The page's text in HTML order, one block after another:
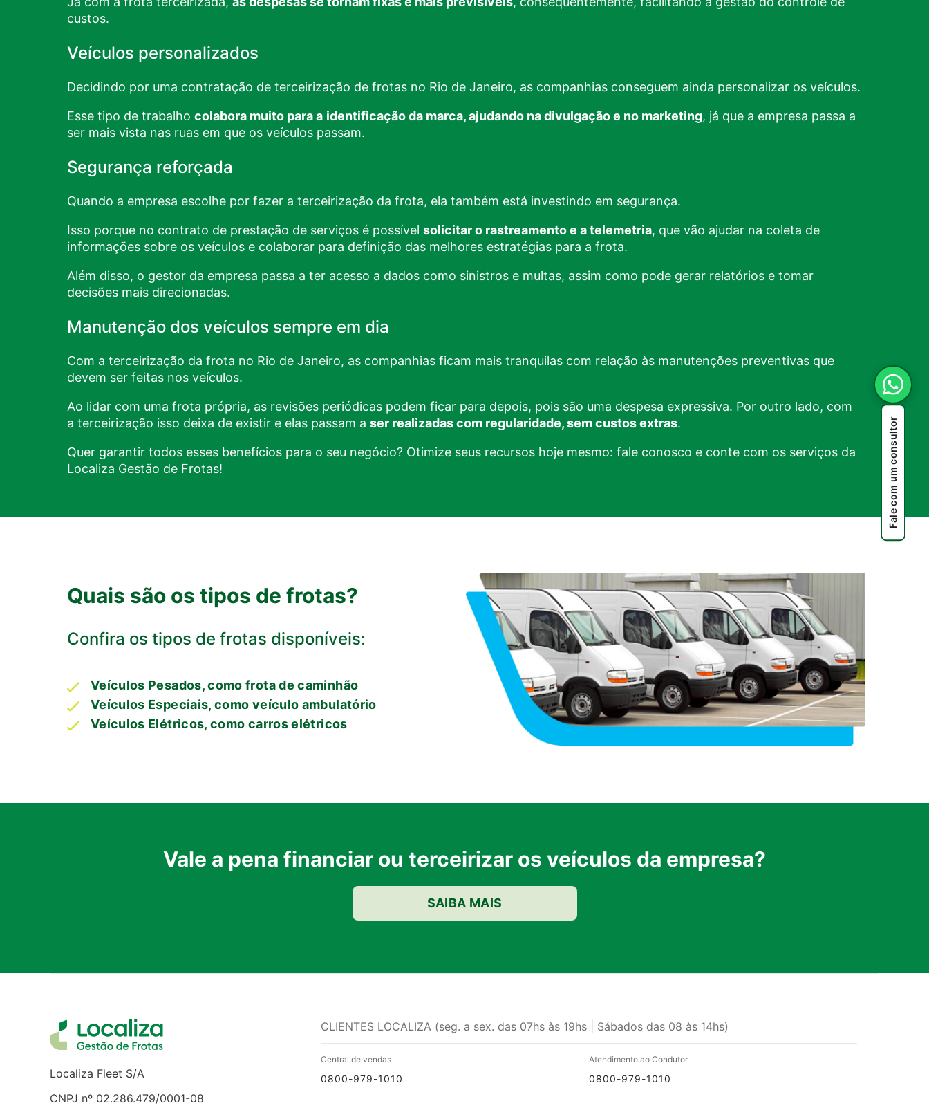
Fale com um consultor
custos.
Veículos personalizados
Decidindo por uma contratação de terceirização de frotas no Rio de Janeiro, as companhias conseguem ainda personalizar os veículos.
Esse tipo de trabalho colabora muito para a identificação da marca, ajudando na divulgação e no marketing, já que a empresa passa a
ser mais vista nas ruas em que os veículos passam.
Segurança reforçada
Quando a empresa escolhe por fazer a terceirização da frota, ela também está investindo em segurança.
Isso porque no contrato de prestação de serviços é possível solicitar o rastreamento e atelemetria, que vão ajudar na coleta de
informações sobre os veículos e colaborar para definição das melhores estratégias para a frota.
Além disso, o gestor da empresa passa a ter acesso a dados como sinistros e multas, assim como pode gerar relatórios e tomar
decisões mais direcionadas.
Manutenção dos veículos sempre em dia
Com a terceirização da frota no Rio de Janeiro, as companhias ficam mais tranquilas com relação às manutenções preventivas que
devem ser feitas nos veículos.
Ao lidar com uma frota própria, as revisões periódicas podem ficar para depois, pois são uma despesa expressiva. Por outro lado, com
a terceirização isso deixa de existir e elas passam a ser realizadas com regularidade, sem custos extras.
Quer garantir todos esses benefícios para o seu negócio? Otimize seus recursos hoje mesmo: fale conosco e conte com os serviços da
Localiza Gestão de Frotas!
Quais são os tipos de frotas?
Confira os tipos de frotas disponíveis:
Veículos Pesados, como frota de caminhão
Veículos Especiais, como veículo ambulatório
Veículos Elétricos, como carros elétricos
Vale a pena financiar ou terceirizar os veículos da empresa?
SAIBA MAIS
Localiza Fleet S/A
CNPJ nº 02.286.479/0001-08
CLIENTES LOCALIZA (seg. a sex. das 07hs às 19hs | Sábados das 08 às 14hs)
Central de vendas
0800-979-1010
Atendimento ao Condutor
0800-979-1010